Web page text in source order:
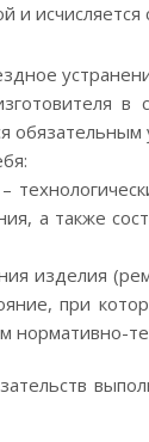
и исчисляется
обязательным
а также
изделия
при